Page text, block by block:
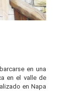
en una
en el valle de
en Napa